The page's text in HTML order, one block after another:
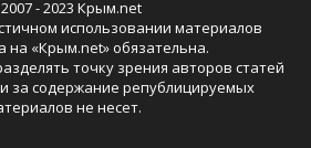
- 2023 Крым.net
использовании материалов
на «Крым.net» обязательна.
точку зрения авторов статей
за содержание републицируемых
не несет.